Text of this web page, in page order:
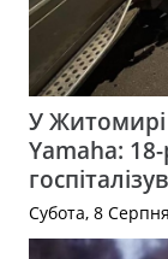
У Житомирі
Yamaha:
Субота, 8